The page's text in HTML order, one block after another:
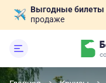
Выгодные билеты
продаже